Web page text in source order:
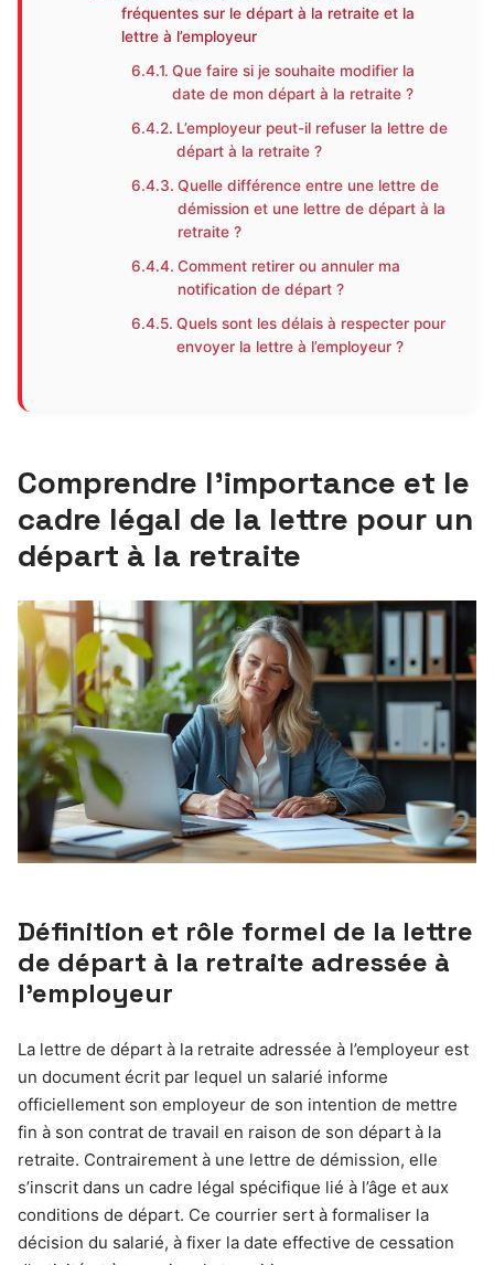
fréquentes sur le départ à la retraite et la
lettre à l’employeur
Que faire si je souhaite modifier la
date de mon départ à la retraite ?
L’employeur peut-il refuser la lettre de
départ à la retraite ?
Quelle différence entre une lettre de
démission et une lettre de départ à la
retraite ?
Comment retirer ou annuler ma
notification de départ ?
Quels sont les délais à respecter pour
envoyer la lettre à l’employeur ?
Comprendre l’importance et le
cadre légal de la lettre pour un
départ à la retraite
Définition et rôle formel de la lettre
de départ à la retraite adressée à
l’employeur
La lettre de départ à la retraite adressée à l’employeur est
un document écrit par lequel un salarié informe
officiellement son employeur de son intention de mettre
fin à son contrat de travail en raison de son départ à la
retraite. Contrairement à une lettre de démission, elle
s’inscrit dans un cadre légal spécifique lié à l’âge et aux
conditions de départ. Ce courrier sert à formaliser la
décision du salarié, à fixer la date effective de cessation